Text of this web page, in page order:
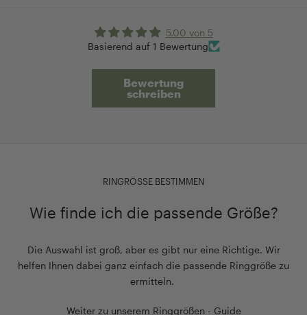
5.00 von 5
Basierend auf 1 Bewertung
Bewertung
schreiben
RINGRÖSSE BESTIMMEN
Wie finde ich die passende Größe?
Die Auswahl ist groß, aber es gibt nur eine Richtige. Wir
helfen Ihnen dabei ganz einfach die passende Ringgröße zu
ermitteln.
Weiter zu unserem Ringgrößen - Guide